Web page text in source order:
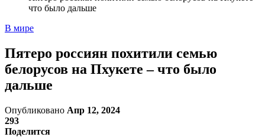
что было дальше
В мире
Пятеро россиян похитили семью
белорусов на Пхукете – что было
дальше
Опубликовано Апр 12, 2024
293
Поделится